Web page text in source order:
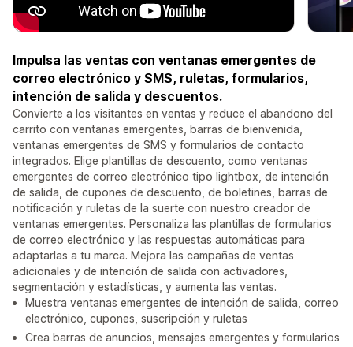
Impulsa las ventas con ventanas emergentes de
correo electrónico y SMS, ruletas, formularios,
intención de salida y descuentos.
Convierte a los visitantes en ventas y reduce el abandono del
carrito con ventanas emergentes, barras de bienvenida,
ventanas emergentes de SMS y formularios de contacto
integrados. Elige plantillas de descuento, como ventanas
emergentes de correo electrónico tipo lightbox, de intención
de salida, de cupones de descuento, de boletines, barras de
notificación y ruletas de la suerte con nuestro creador de
ventanas emergentes. Personaliza las plantillas de formularios
de correo electrónico y las respuestas automáticas para
adaptarlas a tu marca. Mejora las campañas de ventas
adicionales y de intención de salida con activadores,
segmentación y estadísticas, y aumenta las ventas.
Muestra ventanas emergentes de intención de salida, correo
electrónico, cupones, suscripción y ruletas
Crea barras de anuncios, mensajes emergentes y formularios